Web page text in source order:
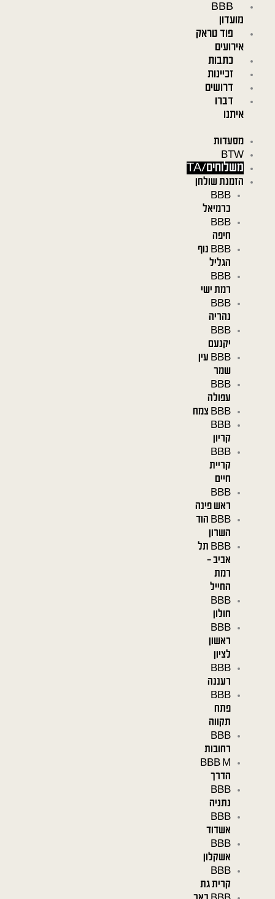
BBB
מועדון
פוד טראק
אירועים
כתבות
זכיינות
דרושים
דברו
איתנו
מסעדות
BTW
משלוחים/TA
הזמנת שולחן
BBB
כרמיאל
BBB
חיפה
BBB נוף
הגליל
BBB
רמת ישי
BBB
נהריה
BBB
יקנעם
BBB עין
שמר
BBB
עפולה
BBB צמח
BBB
קריון
BBB
קריית
חיים
BBB
ראש פינה
BBB הוד
השרון
BBB תל
אביב –
רמת
החייל
BBB
חולון
BBB
ראשון
לציון
BBB
רעננה
BBB
פתח
תקווה
BBB
רחובות
BBB M
הדרך
BBB
נתניה
BBB
אשדוד
BBB
אשקלון
BBB
קרית גת